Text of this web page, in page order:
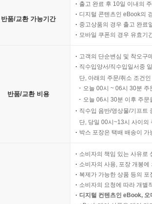
반품/교환 가능기간
출고 완료 후 10일 이내의
디지털 콘텐츠인 eBook의
중고상품의 경우 출고 완료
모바일 쿠폰의 경우 유효기
반품/교환 비용
고객의 단순변심 및 착오구
직수입양서/직수입일서중
단, 아래의 주문/취소 조건
오늘 00시 ~ 06시 30분
오늘 06시 30분 이후 주
직수입 음반/영상물/기프트
단, 당일 00시~13시 사이의
박스 포장은 택배 배송이
소비자의 책임 있는 사유로
소비자의 사용, 포장 개봉
복제가 가능한 상품 등의
소비자의 요청에 따라 개별
디지털 컨텐츠인 eBook,